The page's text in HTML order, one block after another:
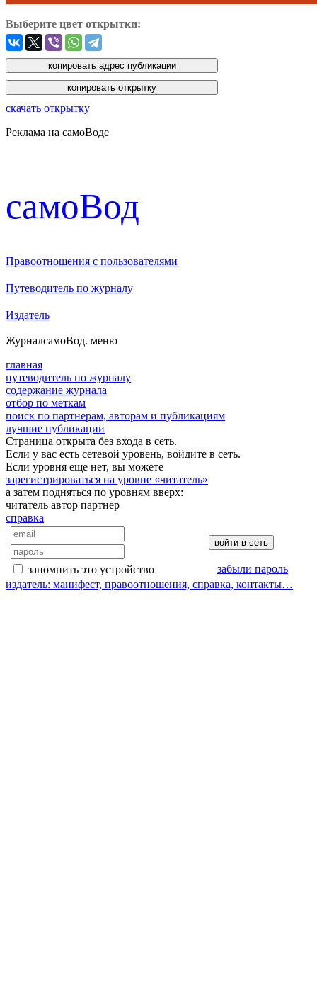
Выберите цвет открытки:
скачать открытку
Реклама на самоВоде
cамоВод
Правоотношения с пользователями
Путеводитель по журналу
Издатель
ЖурналсамоВод. меню
главная
путеводитель по журналу
содержание журнала
отбор по меткам
поиск по партнерам, авторам и публикациям
лучшие публикации
Страница открыта без входа в сеть.
Если у вас есть сетевой уровень, войдите в сеть.
Если уровня еще нет, вы можете
зарегистрироваться на уровне «читатель»
а затем подняться по уровням вверх:
читатель автор партнер
справка
запомнить это устройство
забыли пароль
издатель: манифест, правоотношения, справка, контакты…